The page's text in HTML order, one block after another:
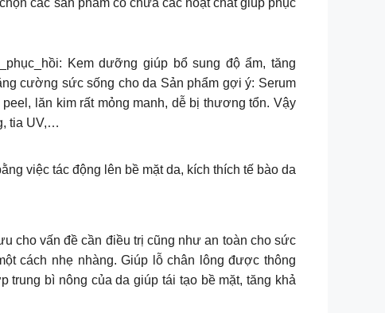
các sản phẩm có chứa các hoạt chất giúp phục
Kem dưỡng giúp bổ sung độ ẩm, tăng
cường sức sống cho da Sản phẩm gợi ý: Serum
lăn kim rất mỏng manh, dễ bị thương tổn. Vậy
tia UV,…
việc tác động lên bề mặt da, kích thích tế bào da
cho vấn đề cần điều trị cũng như an toàn cho sức
cách nhẹ nhàng. Giúp lỗ chân lông được thông
trung bì nông của da giúp tái tạo bề mặt, tăng khả